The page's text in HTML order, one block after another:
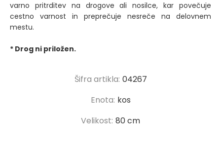
varno pritrditev na drogove ali nosilce, kar povečuje
cestno varnost in preprečuje nesreče na delovnem
mestu.
* Drog ni priložen.
Šifra artikla: 04267
Enota: kos
Velikost: 80 cm